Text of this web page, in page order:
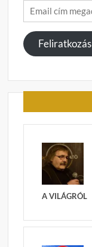
Email
cím
megadása
Feliratkozás
A VILÁGRÓL